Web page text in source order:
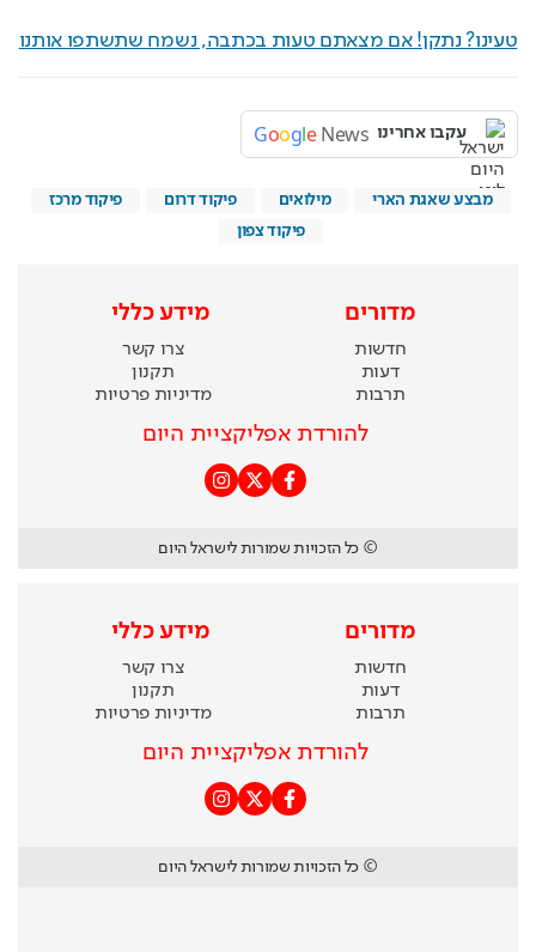
טעינו? נתקן! אם מצאתם טעות בכתבה, נשמח שתשתפו אותנו
עקבו אחרינו Google News
מבצע שאגת הארי מילואים פיקוד דרום
פיקוד מרכז
פיקוד צפון
מדורים
חדשות
דעות
תרבות
מידע כללי
צרו קשר
תקנון
מדיניות פרטיות
להורדת אפליקציית היום
© כל הזכויות שמורות לישראל היום
מדורים
חדשות
דעות
תרבות
מידע כללי
צרו קשר
תקנון
מדיניות פרטיות
להורדת אפליקציית היום
© כל הזכויות שמורות לישראל היום